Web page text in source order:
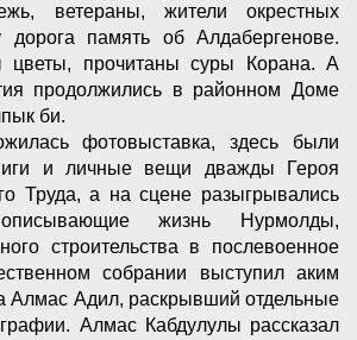
ветераны, жители окрестных
дорога память об Алдабергенове.
цветы, прочитаны суры Корана. А
продолжились в районном Доме
би.
фотовыставка, здесь были
и личные вещи дважды Героя
Труда, а на сцене разыгрывались
описывающие жизнь Нурмолды,
строительства в послевоенное
собрании выступил аким
Алмас Адил, раскрывший отдельные
Алмас Кабдулулы рассказал